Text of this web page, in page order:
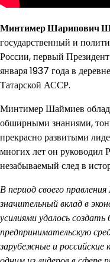
Минтимер Шарипович
государственный и
России, первый
января 1937 года в
Татарской АССР.
Минтимер Шаймиев
обширными знаниями,
прекрасно развитыми
многих лет он руководил
незабываемый след в
В период своего
значительный вклад в
усилиями удалось
предпринимательскую
зарубежные и российские